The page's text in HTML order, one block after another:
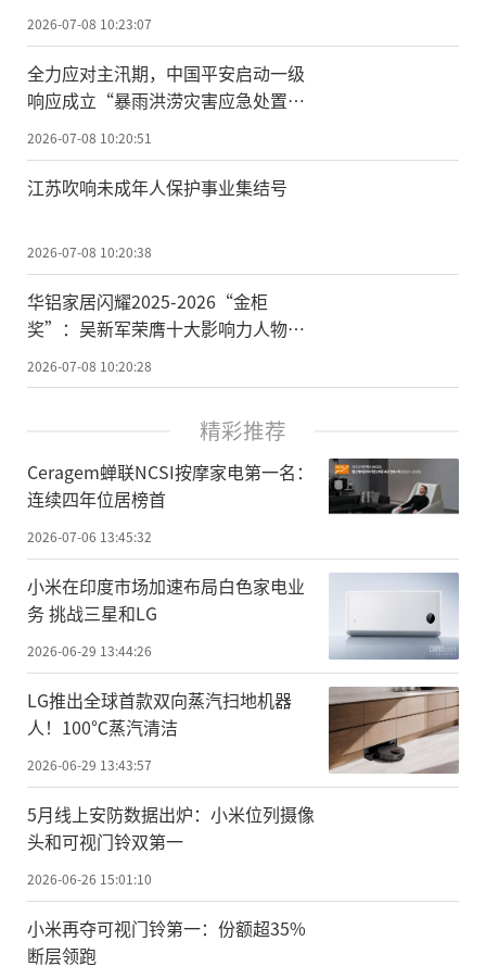
2026-07-08 10:23:07
全力应对主汛期，中国平安启动一级
响应成立“暴雨洪涝灾害应急处置小
国5大应急物资仓
2026-07-08 10:20:51
江苏吹响未成年人保护事业集结号
2026-07-08 10:20:38
华铝家居闪耀2025-2026“金柜
奖”：吴新军荣膺十大影响力人物，
2026-07-08 10:20:28
精彩推荐
Ceragem蝉联NCSI按摩家电第一名：
连续四年位居榜首
2026-07-06 13:45:32
小米在印度市场加速布局白色家电业
务 挑战三星和LG
2026-06-29 13:44:26
LG推出全球首款双向蒸汽扫地机器
人！100℃蒸汽清洁
2026-06-29 13:43:57
5月线上安防数据出炉：小米位列摄像
头和可视门铃双第一
2026-06-26 15:01:10
小米再夺可视门铃第一：份额超35%
断层领跑